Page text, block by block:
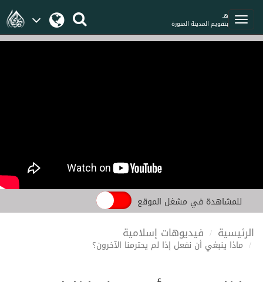
هـ
بتقويم المدينة المنورة
للمشاهدة في مشغل الموقع
الرئيسية فيديوهات إسلامية
ماذا ينبغي أن نفعل إذا لم يحترمنا الآخرون؟